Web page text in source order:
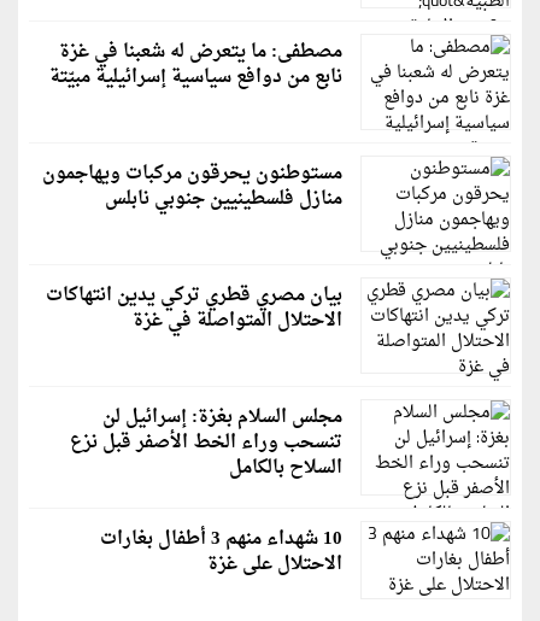
مصطفى: ما يتعرض له شعبنا في غزة
نابع من دوافع سياسية إسرائيلية مبيّتة
مستوطنون يحرقون مركبات ويهاجمون
منازل فلسطينيين جنوبي نابلس
بيان مصري قطري تركي يدين انتهاكات
الاحتلال المتواصلة في غزة
مجلس السلام بغزة: إسرائيل لن
تنسحب وراء الخط الأصفر قبل نزع
السلاح بالكامل
10 شهداء منهم 3 أطفال بغارات
الاحتلال على غزة